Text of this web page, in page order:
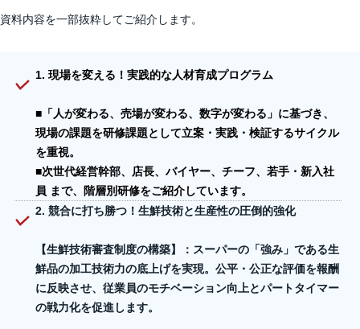
資料内容を一部抜粋してご紹介します。
1. 現場を変える！実践的な人材育成プログラム
■「人が変わる、売場が変わる、数字が変わる」に基づき、
現場の課題を研修課題として立案・実践・検証するサイクル
を重視。
■次世代経営幹部、店長、バイヤー、チーフ、若手・新入社
員 まで、階層別研修をご紹介しています。
2. 競合に打ち勝つ！生鮮技術と生産性の圧倒的強化
【生鮮技術審査制度の構築】
：スーパーの「強み」である生
鮮品の加工技術力の底上げを実現。公平・公正な評価を報酬
に反映させ、従業員のモチベーション向上とパートタイマー
の戦力化を促進します。